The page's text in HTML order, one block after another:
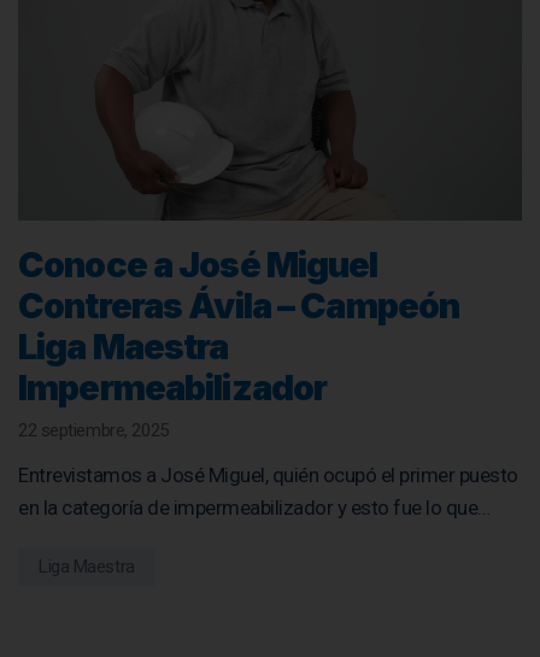
Conoce a José Miguel
Contreras Ávila – Campeón
Liga Maestra
Impermeabilizador
22 septiembre, 2025
Entrevistamos a José Miguel, quién ocupó el primer puesto
en la categoría de impermeabilizador y esto fue lo que…
Liga Maestra